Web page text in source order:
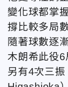
變化球都掌
撐比較多局
隨著球數逐
木朗希此役6
另有4次三